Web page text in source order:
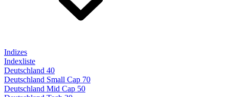
Indizes
Indexliste
Deutschland 40
Deutschland Small Cap 70
Deutschland Mid Cap 50